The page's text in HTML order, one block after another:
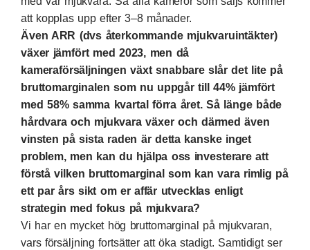
att kopplas upp efter 3–8 månader.
Även ARR (dvs återkommande mjukvaruintäkter)
växer jämfört med 2023, men då
kameraförsäljningen växt snabbare slår det lite på
bruttomarginalen som nu uppgår till 44% jämfört
med 58% samma kvartal förra året. Så länge både
hårdvara och mjukvara växer och därmed även
vinsten på sista raden är detta kanske inget
problem, men kan du hjälpa oss investerare att
förstå vilken bruttomarginal som kan vara rimlig på
ett par års sikt om er affär utvecklas enligt
strategin med fokus på mjukvara?
Vi har en mycket hög bruttomarginal på mjukvaran,
vars försäljning fortsätter att öka stadigt. Samtidigt ser